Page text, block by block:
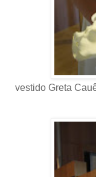
vestido Greta